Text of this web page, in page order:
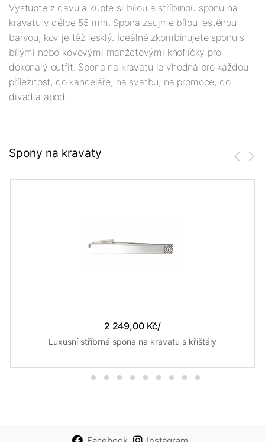
Vystupte z davu a kupte si bílou a stříbrnou sponu na
kravatu v délce 55 mm. Spona zaujme bílou leštěnou
barvou, kov je též lesklý. Ideálně zkombinujete sponu s
bílými nebo kovovými manžetovými knoflíčky pro
dokonalý outfit. Spona na kravatu je vhodná pro každou
příležitost, do kanceláře, na svatbu, na promoce, do
divadla apod.
Spony na kravaty
2 249,00 Kč/
Luxusní stříbrná spona na kravatu s křištály